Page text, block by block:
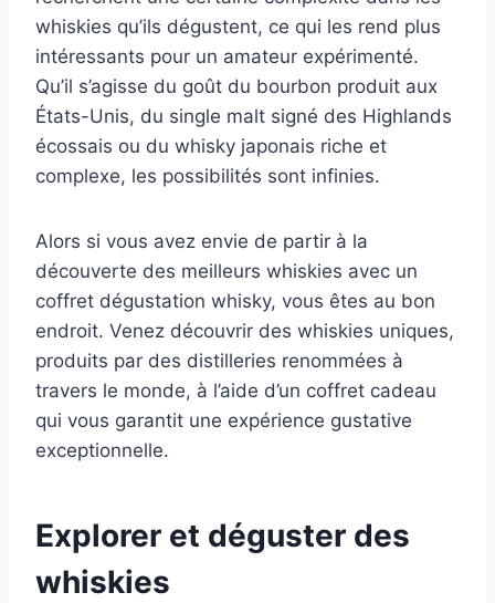
whiskies qu’ils dégustent, ce qui les rend plus
intéressants pour un amateur expérimenté.
Qu’il s’agisse du goût du bourbon produit aux
États-Unis, du single malt signé des Highlands
écossais ou du whisky japonais riche et
complexe, les possibilités sont infinies.
Alors si vous avez envie de partir à la
découverte des meilleurs whiskies avec un
coffret dégustation whisky, vous êtes au bon
endroit. Venez découvrir des whiskies uniques,
produits par des distilleries renommées à
travers le monde, à l’aide d’un coffret cadeau
qui vous garantit une expérience gustative
exceptionnelle.
Explorer et déguster des
whiskies